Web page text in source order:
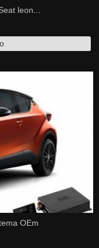
leon...
OEm